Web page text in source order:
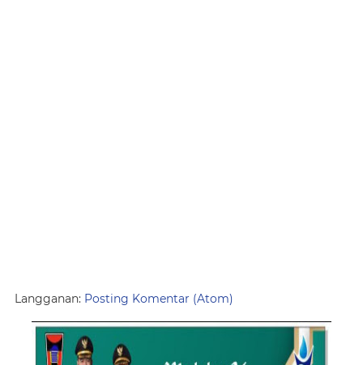
Langganan: Posting Komentar (Atom)